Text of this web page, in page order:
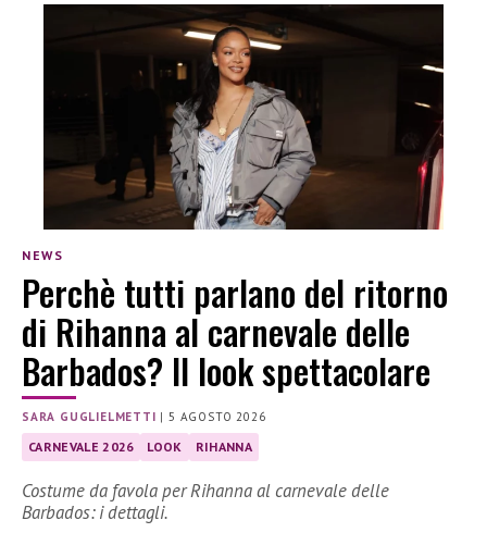
NEWS
Perchè tutti parlano del ritorno
di Rihanna al carnevale delle
Barbados? Il look spettacolare
SARA GUGLIELMETTI |5 AGOSTO 2026
CARNEVALE 2026 LOOK RIHANNA
Costume da favola per Rihanna al carnevale delle
Barbados: i dettagli.